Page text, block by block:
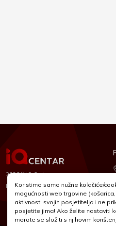
2026 © IQ Centar
Izrada:Nubilus
Koristimo samo nužne kolačiće/
mogućnosti web trgovine
aktivnosti svojih posjetitelja i ne
posjetiteljima! Ako želite nastaviti
morate se složiti s njihovim